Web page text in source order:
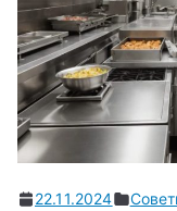
22.11.2024